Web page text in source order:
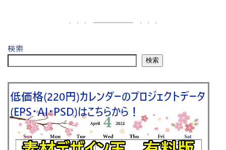
検索
検索